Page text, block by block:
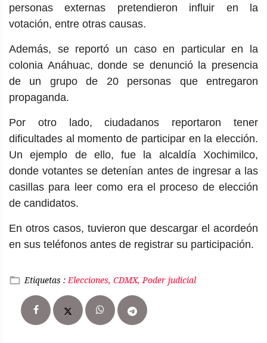
personas externas pretendieron influir en la
votación, entre otras causas.
Además, se reportó un caso en particular en la
colonia Anáhuac, donde se denunció la presencia
de un grupo de 20 personas que entregaron
propaganda.
Por otro lado, ciudadanos reportaron tener
dificultades al momento de participar en la elección.
Un ejemplo de ello, fue la alcaldía Xochimilco,
donde votantes se detenían antes de ingresar a las
casillas para leer como era el proceso de elección
de candidatos.
En otros casos, tuvieron que descargar el acordeón
en sus teléfonos antes de registrar su participación.
Etiquetas :Elecciones, CDMX, Poder judicial